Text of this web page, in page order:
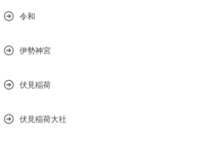
令和
伊勢神宮
伏見稲荷
伏見稲荷大社